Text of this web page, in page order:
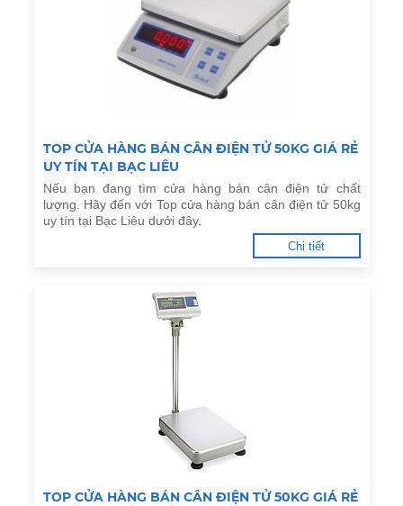
TOP CỬA HÀNG BÁN CÂN ĐIỆN TỬ 50KG GIÁ RẺ
UY TÍN TẠI BẠC LIÊU
Nếu bạn đang tìm cửa hàng bán cân điện tử chất
lượng. Hãy đến với Top cửa hàng bán cân điện tử 50kg
uy tín tại Bạc Liêu dưới đây.
Chi tiết
TOP CỬA HÀNG BÁN CÂN ĐIỆN TỬ 50KG GIÁ RẺ